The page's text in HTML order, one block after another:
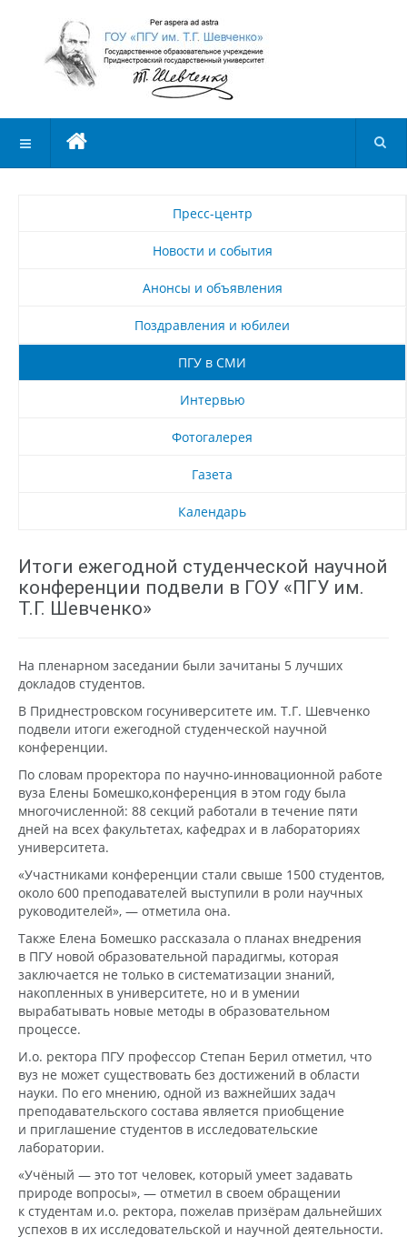
Пресс-центр
Новости и события
Анонсы и объявления
Поздравления и юбилеи
ПГУ в СМИ
Интервью
Фотогалерея
Газета
Календарь
Итоги ежегодной студенческой научной
конференции подвели в ГОУ «ПГУ им.
Т.Г. Шевченко»
На пленарном заседании были зачитаны 5 лучших
докладов студентов.
В Приднестровском госуниверситете им. Т.Г. Шевченко
подвели итоги ежегодной студенческой научной
конференции.
По словам проректора по научно-инновационной работе
вуза Елены Бомешко,конференция в этом году была
многочисленной: 88 секций работали в течение пяти
дней на всех факультетах, кафедрах и в лабораториях
университета.
«Участниками конференции стали свыше 1500 студентов,
около 600 преподавателей выступили в роли научных
руководителей», — отметила она.
Также Елена Бомешко рассказала о планах внедрения
в ПГУ новой образовательной парадигмы, которая
заключается не только в систематизации знаний,
накопленных в университете, но и в умении
вырабатывать новые методы в образовательном
процессе.
И.о. ректора ПГУ профессор Степан Берил отметил, что
вуз не может существовать без достижений в области
науки. По его мнению, одной из важнейших задач
преподавательского состава является приобщение
и приглашение студентов в исследовательские
лаборатории.
«Учёный — это тот человек, который умеет задавать
природе вопросы», — отметил в своем обращении
к студентам и.о. ректора, пожелав призёрам дальнейших
успехов в их исследовательской и научной деятельности.